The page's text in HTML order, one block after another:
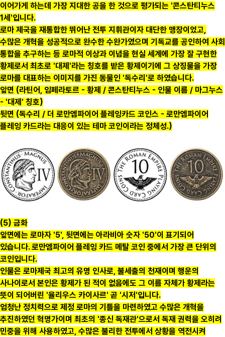
이어가게 하는데 가장 지대한 공을 한 것으로 평가되는 '콘스탄티누스
1세'입니다.
로마 제국을 재통합한 뛰어난 전투 지휘관이자 대단한 맹장이었고,
수많은 개혁을 성공적으로 완수한 수완가였으며 기독교를 공인하여 사회
통합을 추구하는 등 로마적 이상과 이념을 현실 세계에 가장 잘 구현한
황제로서 최초로 '대제'라는 칭호를 받은 황제이기에 그 상징물을 가장
로마를 대표하는 이미지를 가진 동물인 '독수리'로 하였습니다.
앞면 (라틴어, 임페라토르 - 황제 / 콘스탄티누스 - 인물 이름 / 마그누스
- '대제' 칭호)
뒷면 (독수리 / 더 로만엠파이어 플레잉카드 코인스 - 로만엠파이어
플레잉 카드라는 대응이 있는 테마 코인이라는 정체성.)
(5) 금화
앞면에는 로마자 '5', 뒷면에는 아라비아 숫자 '50'이 표기되어
있습니다. 로만엠파이어 플레잉 카드 메탈 코인 중에서 가장 큰 단위의
코인입니다.
인물은 로마제국 최고의 유명 인사로, 불세출의 천재이며 행운의
사나이로서 본인은 황제가 된 적이 없음에도 그 이름 자체가 황제라는
뜻이 되어버린 '율리우스 카이사르' 곧 '시저'입니다.
엄청난 정치력으로 제정 로마의 기틀을 마련하였고 수많은 개혁을
추진하였던 혁명가이며 최초의 '종신 독재관'으로서 독재 권력을 오히려
민중을 위해 사용하였고, 수많은 불리한 전투에서 상황을 역전시켜